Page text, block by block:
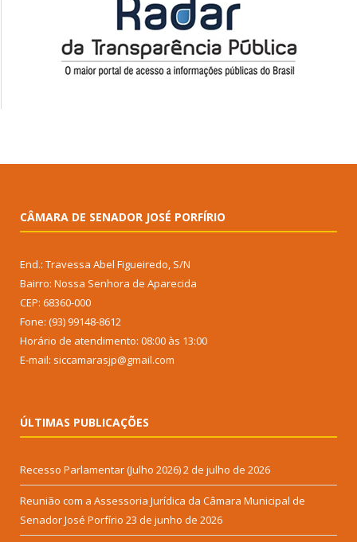
CÂMARA DE SENADOR JOSÉ PORFÍRIO
End.: Travessa Abel Figueiredo, S/N
Bairro: Nossa Senhora de Aparecida
CEP: 68360-000
Fone: (93) 99148-8612
Horário de atendimento: 08:00 às 13:00
E-mail: siccamarasjp@gmail.com
ÚLTIMAS PUBLICAÇÕES
Recesso Parlamentar (Julho 2026)2 de julho de 2026
Reunião com a Assessoria Jurídica da Câmara Municipal de
Senador José Porfírio 23 de junho de 2026